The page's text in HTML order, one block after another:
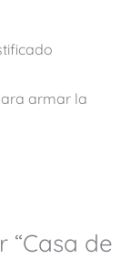
armar la
“Casa de